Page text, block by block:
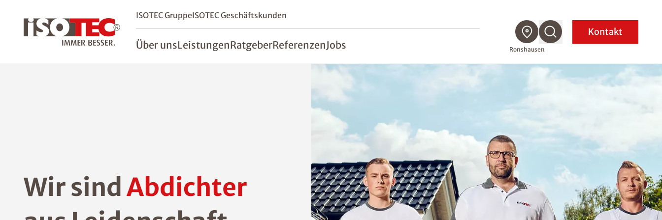
ISOTEC GruppeISOTEC Geschäftskunden
Über unsLeistungenRatgeberReferenzenJobs Ronshausen
Kontakt
Wir sindAbdichter